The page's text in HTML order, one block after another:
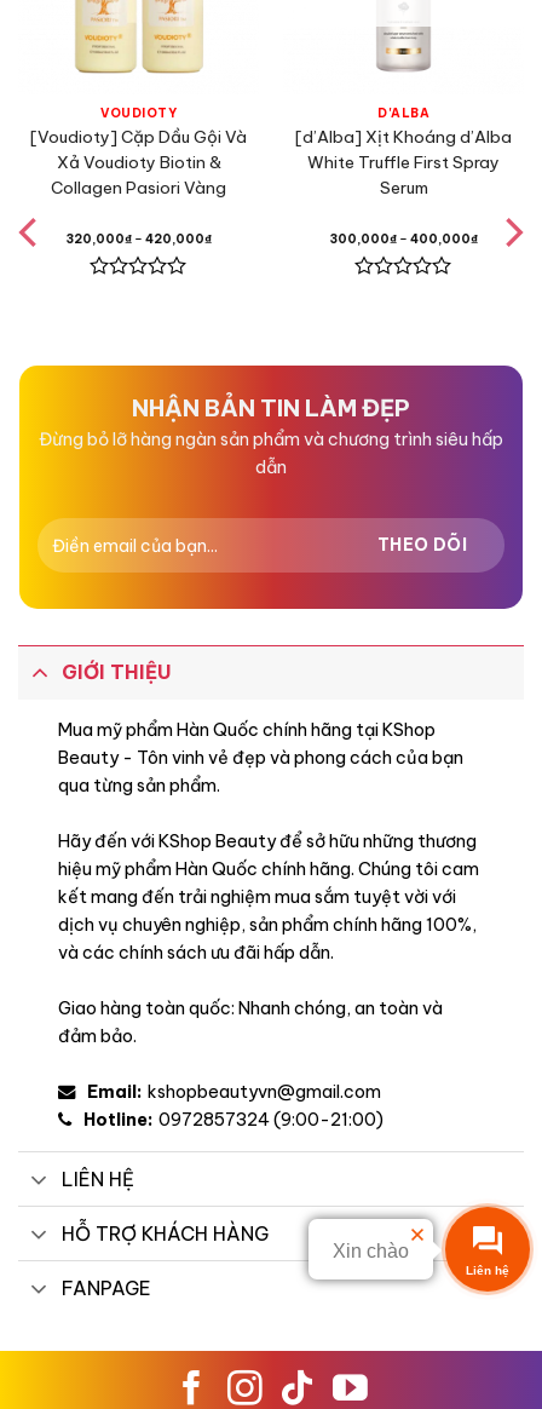
VOUDIOTY
[Voudioty] Cặp Dầu Gội Và
Xả Voudioty Biotin &
Collagen Pasiori Vàng
320,000₫– 420,000₫
5
D'ALBA
[d’Alba] Xịt Khoáng d’Alba
White Truffle First Spray
Serum
300,000₫– 400,000₫
5
Liên hệ
Xin chào
NHẬN BẢN TIN LÀM ĐẸP
Đừng bỏ lỡ hàng ngàn sản phẩm và chương trình siêu hấp
dẫn
GIỚI THIỆU
Mua mỹ phẩm Hàn Quốc chính hãng tại KShop
Beauty - Tôn vinh vẻ đẹp và phong cách của bạn
qua từng sản phẩm.
Hãy đến với KShop Beauty để sở hữu những thương
hiệu mỹ phẩm Hàn Quốc chính hãng. Chúng tôi cam
kết mang đến trải nghiệm mua sắm tuyệt vời với
dịch vụ chuyên nghiệp, sản phẩm chính hãng 100%,
và các chính sách ưu đãi hấp dẫn.
Giao hàng toàn quốc: Nhanh chóng, an toàn và
đảm bảo.
Email: kshopbeautyvn@gmail.com
Hotline: 0972857324 (9:00-21:00)
LIÊN HỆ
HỖ TRỢ KHÁCH HÀNG
FANPAGE